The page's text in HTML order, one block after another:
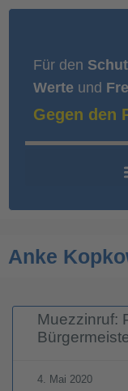
Für den
Werte und
Gegen den
Anke
Muezzinruf:
4. Mai 2020